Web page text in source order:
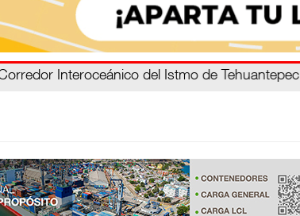
Interoceánico del Istmo de Tehuantepec